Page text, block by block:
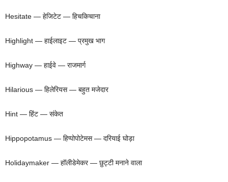
Hesitate — हेजिटेट — हिचकिचाना
Highlight — हाईलाइट — प्रमुख भाग
Highway — हाईवे — राजमार्ग
Hilarious — हिलेरियस — बहुत मजेदार
Hint — हिंट — संकेत
Hippopotamus — हिप्पोपोटेमस — दरियाई घोड़ा
Holidaymaker — हॉलीडेमेकर — छुट्टी मनाने वाला